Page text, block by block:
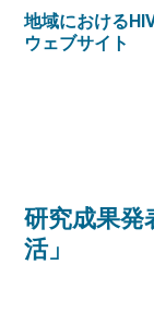
地域における
ウェブサイト
研究成果発
活」